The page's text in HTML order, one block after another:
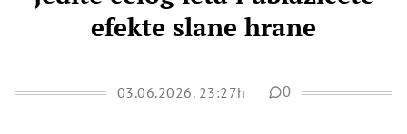
efekte slane hrane
03.06.2026. 23:27h 0